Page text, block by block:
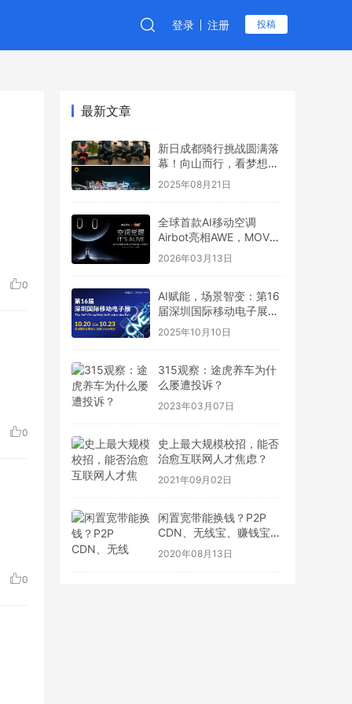
登录 注册 投稿
0
0
0
最新文章
新日成都骑行挑战圆满落
幕！向山而行，看梦想6
全地形制霸之路
2025年08月21日
全球首款AI移动空调
Airbot亮相AWE，MOVA
引领行业新叙事
2026年03月13日
AI赋能，场景智变：第16
届深圳国际移动电子展引
领场景化消费新浪潮
2025年10月10日
315观察：途虎养车为什
么屡遭投诉？
2023年03月07日
史上最大规模校招，能否
治愈互联网人才焦虑？
2021年09月02日
闲置宽带能换钱？P2P
CDN、无线宝、赚钱宝到
底靠不靠谱
2020年08月13日